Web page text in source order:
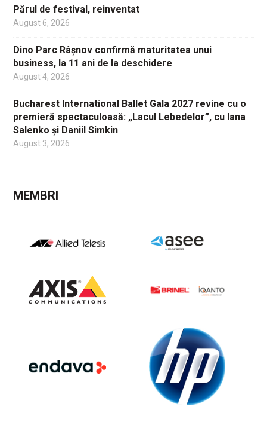
Părul de festival, reinventat
August 6, 2026
Dino Parc Râșnov confirmă maturitatea unui
business, la 11 ani de la deschidere
August 4, 2026
Bucharest International Ballet Gala 2027 revine cu o
premieră spectaculoasă: „Lacul Lebedelor”, cu Iana
Salenko și Daniil Simkin
August 3, 2026
MEMBRI